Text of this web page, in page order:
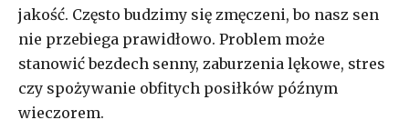
jakość. Często budzimy się zmęczeni, bo nasz sen
nie przebiega prawidłowo. Problem może
stanowić bezdech senny, zaburzenia lękowe, stres
czy spożywanie obfitych posiłków późnym
wieczorem.